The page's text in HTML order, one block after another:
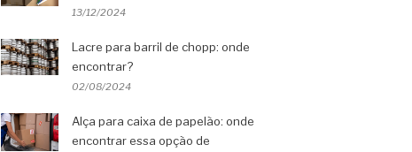
13/12/2024
Lacre para barril de chopp: onde
encontrar?
02/08/2024
Alça para caixa de papelão: onde
encontrar essa opção de